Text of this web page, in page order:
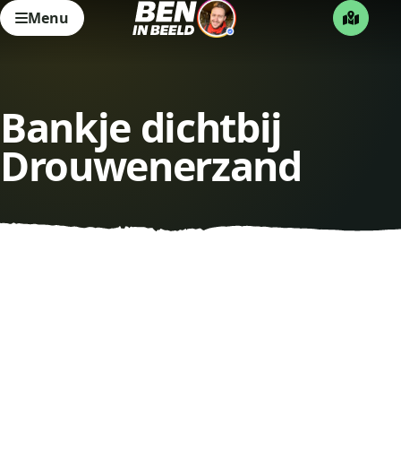
Menu
Bankje dichtbij
Drouwenerzand